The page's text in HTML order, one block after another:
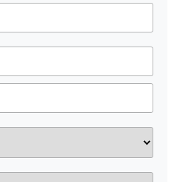
GEZOCHT